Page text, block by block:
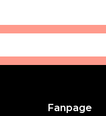
Fanpage